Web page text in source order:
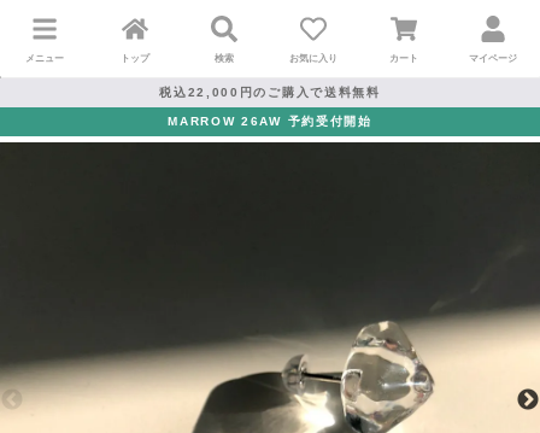
メニュー トップ 検索 お気に入り カート マイページ
税込22,000円のご購入で送料無料
MARROW 26AW 予約受付開始